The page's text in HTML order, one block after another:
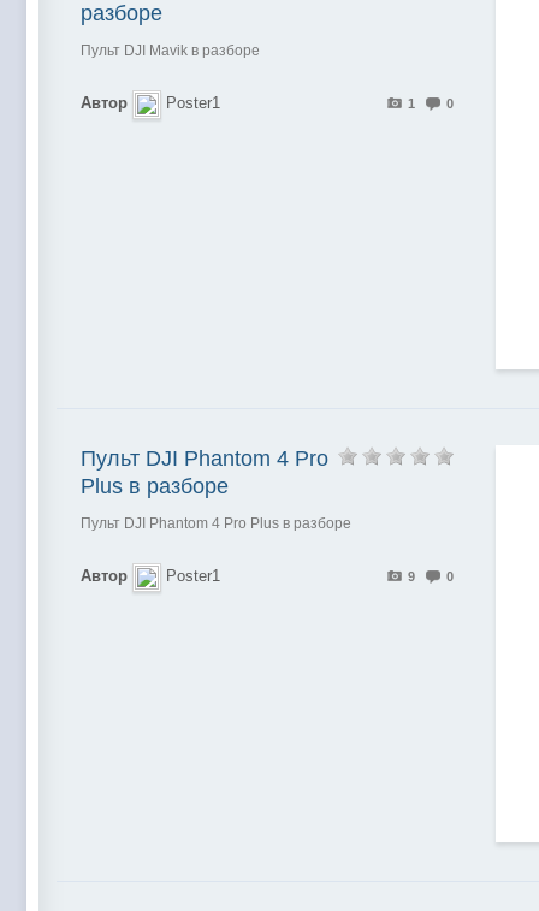
разборе
Пульт DJI Mavik в разборе
1 0
Автор Poster1
Пульт DJI Phantom 4 Pro
Plus в разборе
Пульт DJI Phantom 4 Pro Plus в разборе
9 0
Автор Poster1